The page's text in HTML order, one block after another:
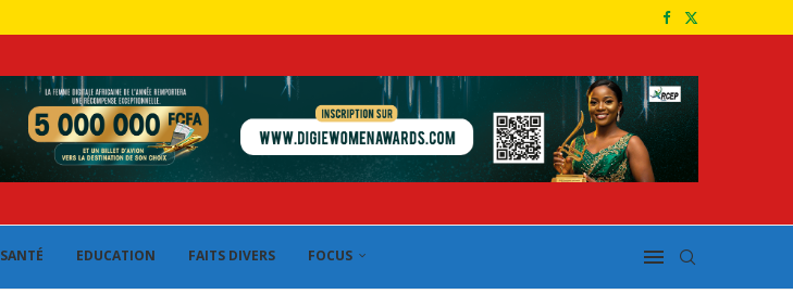
SANTÉ EDUCATION FAITS DIVERS FOCUS